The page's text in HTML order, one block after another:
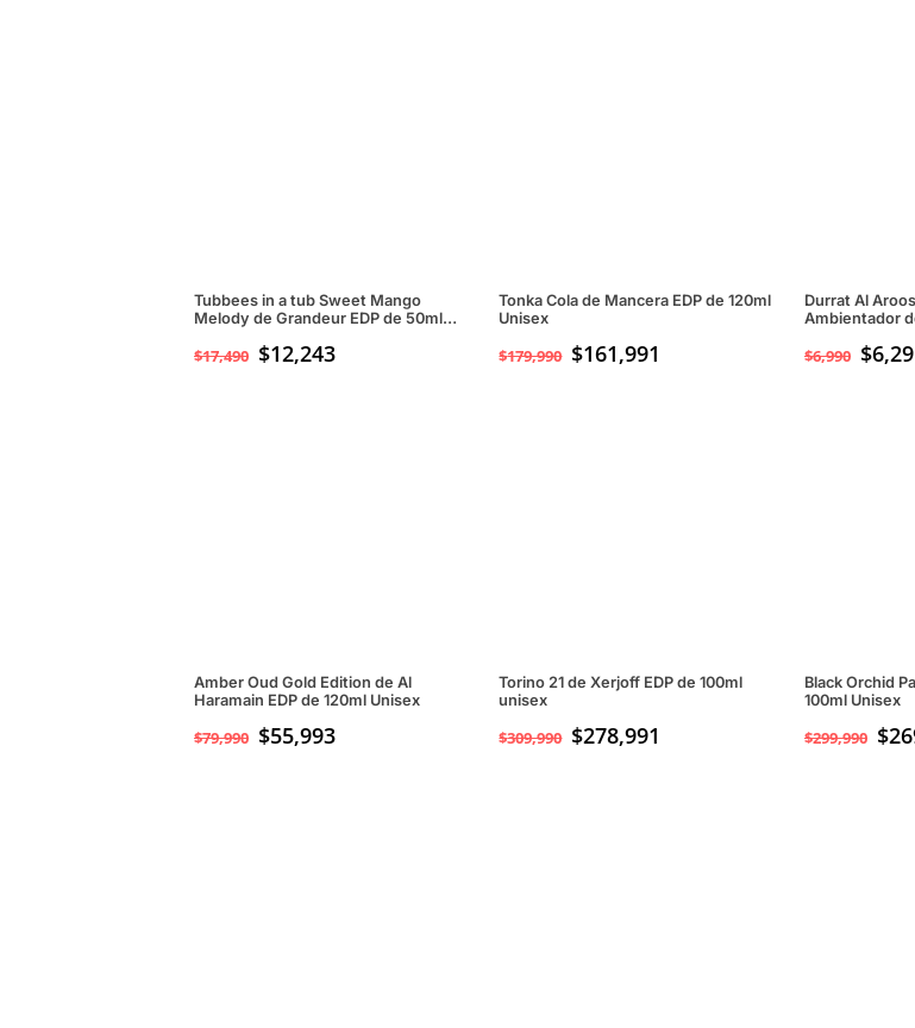
Tubbees in a tub Sweet Mango
Melody de Grandeur EDP de 50ml
$17,490 $12,243
Tonka Cola de Mancera EDP de 120ml
Unisex
$179,990 $161,991
Durrat Al
Ambientador
$6,990 $
Amber Oud Gold Edition de Al
Haramain EDP de 120ml Unisex
$79,990 $55,993
Torino 21 de Xerjoff EDP de 100ml
unisex
$309,990 $278,991
Black Orchid
100ml Unisex
$299,990 $